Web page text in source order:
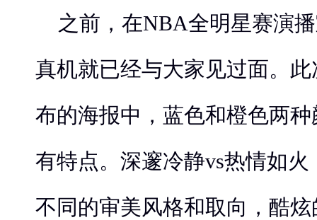
之前，在NBA全明星赛演
真机就已经与大家见过面。
布的海报中，蓝色和橙色两
有特点。深邃冷静vs热情如
不同的审美风格和取向，酷